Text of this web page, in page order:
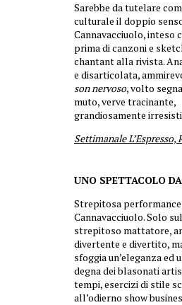
Sarebbe da tutelare
culturale il doppio
Cannavacciuolo, inteso
prima di canzoni e
chantant alla rivista.
e disarticolata,
son nervoso, volto
muto, verve tracinante,
grandiosamente
Settimanale L’Espresso,
UNO SPETTACOLO
Strepitosa performance
Cannavacciuolo. Solo
strepitoso mattatore,
divertente e divertito,
sfoggia un’eleganza ed
degna dei blasonati
tempi, esercizi di stile
all’odierno show